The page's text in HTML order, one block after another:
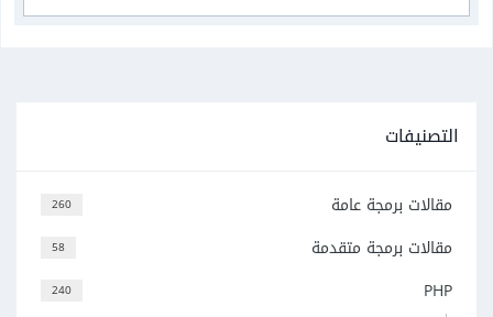
التصنيفات
260 مقالات برمجة عامة
58 مقالات برمجة متقدمة
240 PHP